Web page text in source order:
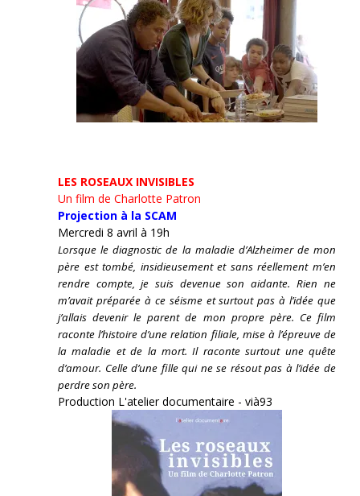
LES ROSEAUX INVISIBLES
Un film de Charlotte Patron
Projection à la SCAM
Mercredi 8 avril à 19h
Lorsque le diagnostic de la maladie d’Alzheimer de mon
père est tombé, insidieusement et sans réellement m’en
rendre compte, je suis devenue son aidante. Rien ne
m’avait préparée à ce séisme et surtout pas à l’idée que
j’allais devenir le parent de mon propre père. Ce film
raconte l’histoire d’une relation filiale, mise à l’épreuve de
la maladie et de la mort. Il raconte surtout une quête
d’amour. Celle d’une fille qui ne se résout pas à l’idée de
perdre son père.
Production L'atelier documentaire - vià93